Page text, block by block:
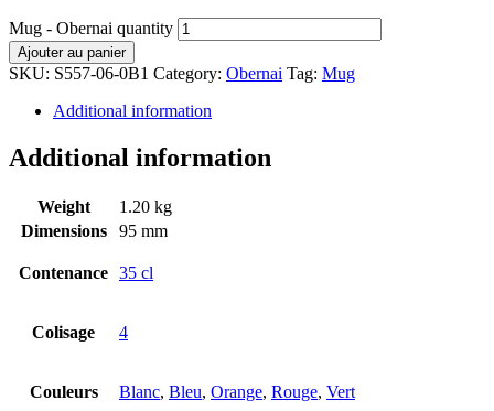
Mug - Obernai quantity
Ajouter au panier
SKU: S557-06-0B1 Category: Obernai Tag: Mug
Additional information
Additional information
Weight
1.20 kg
Dimensions
95 mm
Contenance 35 cl
Colisage 4
Couleurs Blanc, Bleu, Orange, Rouge, Vert